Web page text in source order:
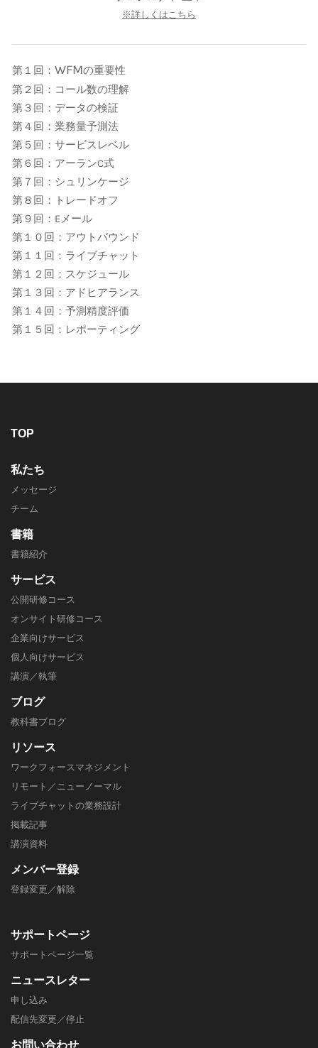
※詳しくはこちら
第１回： WFMの重要性
第２回：コール数の理解
第３回：データの検証
第４回：業務量予測法
第５回：サービスレベル
第６回：アーランC式
第７回：シュリンケージ
第８回：トレードオフ
第９回：Eメール
第１０回：アウトバウンド
第１１回：ライブチャット
第１２回：スケジュール
第１３回：アドヒアランス
第１４回：予測精度評価
第１５回：レポーティング
TOP
私たち
メッセージ
チーム
書籍
書籍紹介
サービス
公開研修コース
オンサイト研修コース
企業向けサービス
個人向けサービス
講演／執筆
ブログ
教科書ブログ
リソース
ワークフォースマネジメント
リモート／ニューノーマル
ライブチャットの業務設計
掲載記事
​講演資料
メンバー登録
登録変更／解除
サポートページ
​サポートページ一覧
ニュースレター
申し込み
配信先変更／停止
​お問い合わせ